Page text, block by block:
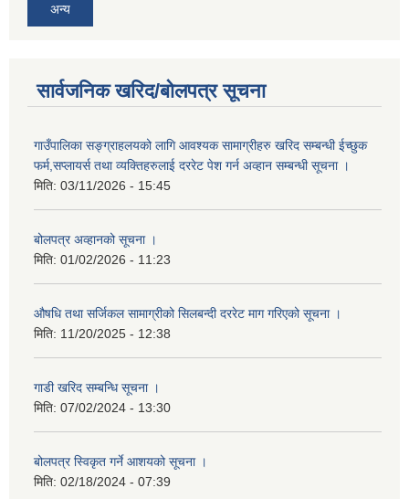
अन्य
सार्वजनिक खरिद/बोलपत्र सूचना
गाउँपालिका सङ्ग्राहलयको लागि आवश्यक सामाग्रीहरु खरिद सम्बन्धी ईच्छुक
फर्म,सप्लायर्स तथा व्यक्तिहरुलाई दररेट पेश गर्न अव्हान सम्बन्धी सूचना ।
मिति: 03/11/2026 - 15:45
बोलपत्र अव्हानको सूचना ।
मिति: 01/02/2026 - 11:23
औषधि तथा सर्जिकल सामाग्रीको सिलबन्दी दररेट माग गरिएको सूचना ।
मिति: 11/20/2025 - 12:38
गाडी खरिद सम्बन्धि सूचना ।
मिति: 07/02/2024 - 13:30
बोलपत्र स्विकृत गर्ने आशयको सूचना ।
मिति: 02/18/2024 - 07:39